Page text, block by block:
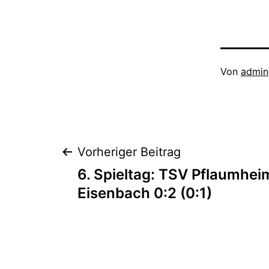
Von admin
Vorheriger Beitrag
6. Spieltag: TSV
Eisenbach 0:2 (0:1)